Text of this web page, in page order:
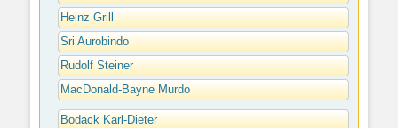
Heinz Grill
Sri Aurobindo
Rudolf Steiner
MacDonald-Bayne Murdo
Bodack Karl-Dieter